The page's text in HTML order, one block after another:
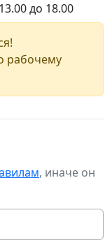
до 18.00
рабочему
, иначе он